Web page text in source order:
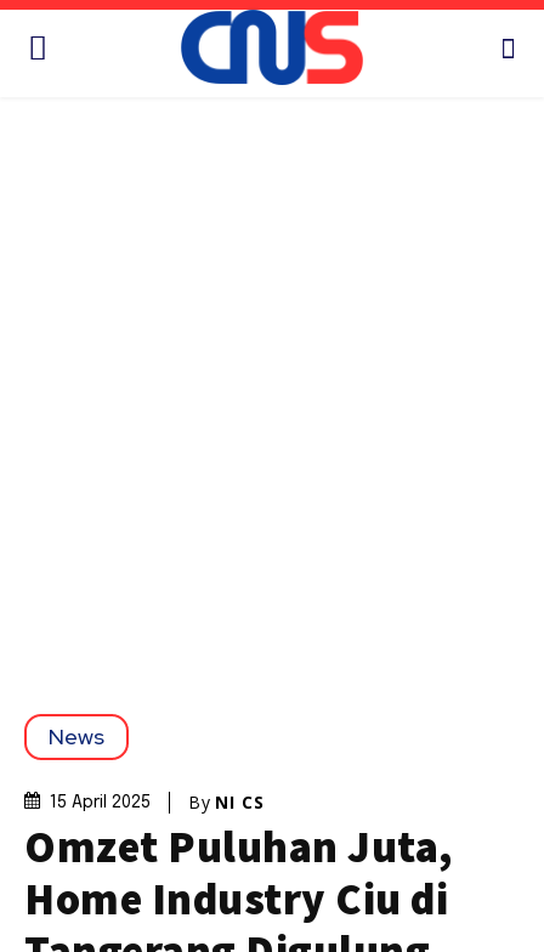
News
15 April 2025 By NI CS
Omzet Puluhan Juta,
Home Industry Ciu di